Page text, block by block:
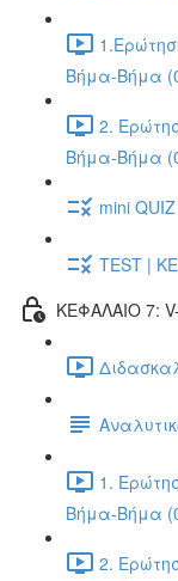
Βήμα-Βήμα
2.
Βήμα-Βήμα
mini
TEST |
ΚΕΦΑΛΑΙΟ 7:
1.
Βήμα-Βήμα
2.